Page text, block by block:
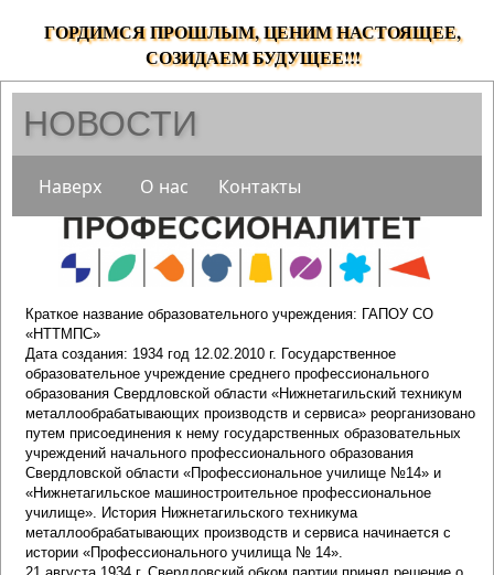
ГОРДИМСЯ ПРОШЛЫМ, ЦЕНИМ НАСТОЯЩЕЕ,
СОЗИДАЕМ БУДУЩЕЕ!!!